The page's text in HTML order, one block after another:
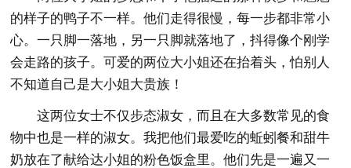
的样子的鸭子不一样。他们走得很慢，每一步都非常小
心。一只脚一落地，另一只脚就落地了，抖得像个刚学
会走路的孩子。可爱的两位大小姐还在抬着头，怕别人
不知道自己是大小姐大贵族！
这两位女士不仅步态淑女，而且在大多数常见的食
物中也是一样的淑女。我把他们最爱吃的蚯蚓餐和甜牛
奶放在了献给达小姐的粉色饭盒里。他们先是一遍又一